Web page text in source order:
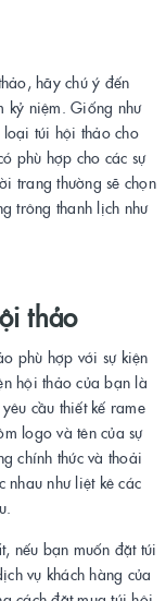
hãy chú ý đến
kỷ niệm. Giống như
loại túi hội thảo cho
phù hợp cho các sự
trang thường sẽ chọn
trông thanh lịch như
thảo
phù hợp với sự kiện
hội thảo của bạn là
cầu thiết kế rame
logo và tên của sự
chính thức và thoải
nhau như liệt kê các
nếu bạn muốn đặt túi
vụ khách hàng của